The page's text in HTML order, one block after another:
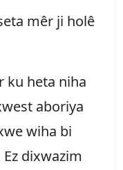
mêr ji holê
ku heta niha
aboriya
wiha bi
dixwazim